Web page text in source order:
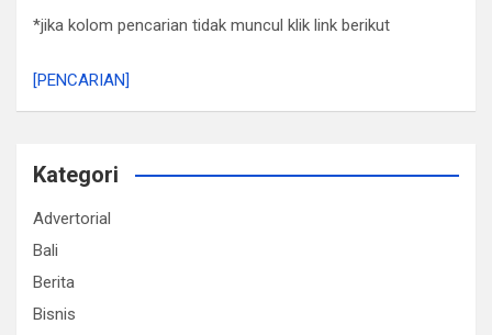
*jika kolom pencarian tidak muncul klik link berikut
[PENCARIAN]
Kategori
Advertorial
Bali
Berita
Bisnis